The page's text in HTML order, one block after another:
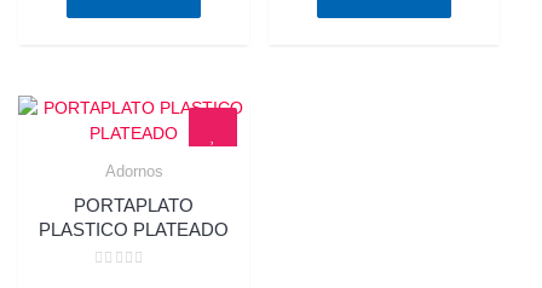
Adornos
PORTAPLATO
PLASTICO PLATEADO